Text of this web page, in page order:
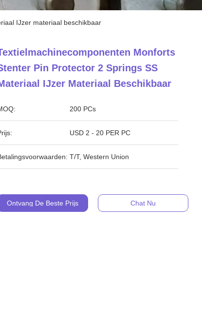
IJzer materiaal beschikbaar
Monforts
Pin Protector 2 Springs SS
IJzer Materiaal Beschikbaar
200 PCs
USD 2 - 20 PER PC
T/T, Western Union
Ontvang De Beste Prijs Chat Nu